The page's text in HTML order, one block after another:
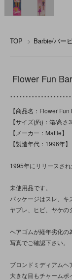
TOP > Barbie/バー
Flower Fun
【商品名：Flower
【サイズ(約)：箱/高
【メーカー：Mattle】
【製造年代：1996年】
1995年にリリースさ
未使用品です。
パッケージはスレ、キ
ヤブレ、ヒビ、ヤケの
ヘアゴムが経年劣化の
写真でご確認下さい。
ブロンドミディアム
大きな目もチャームポ